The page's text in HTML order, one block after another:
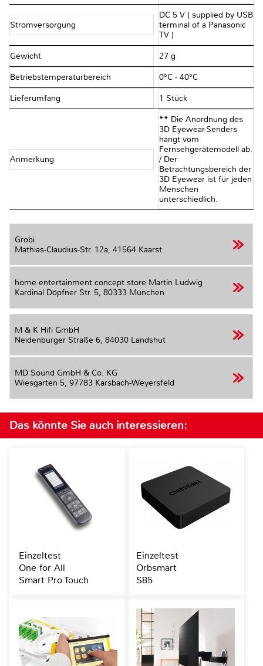
Stromversorgung
DC 5 V ( supplied by USB
terminal of a Panasonic
TV )
Gewicht 27 g
Betriebstemperaturbereich 0°C - 40°C
Lieferumfang 1 Stück
Anmerkung
** Die Anordnung des
3D Eyewear-Senders
hängt vom
Fernsehgerätemodell ab.
/ Der
Betrachtungsbereich der
3D Eyewear ist für jeden
Menschen
unterschiedlich.
Grobi
Mathias-Claudius-Str. 12a, 41564 Kaarst
home entertainment concept store Martin Ludwig
Kardinal Döpfner Str. 5, 80333 München
M & K Hifi GmbH
Neidenburger Straße 6, 84030 Landshut
MD Sound GmbH & Co. KG
Wiesgarten 5, 97783 Karsbach-Weyersfeld
Das könnte Sie auch interessieren:
Einzeltest
One for All
Smart Pro Touch
Einzeltest
Orbsmart
S85